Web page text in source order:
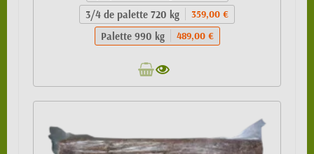
3/4 de palette 720 kg 359,00 €
Palette 990 kg 489,00 €